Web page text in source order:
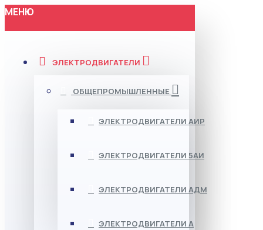
МЕНЮ
ЭЛЕКТРОДВИГАТЕЛИ
ОБЩЕПРОМЫШЛЕННЫЕ
ЭЛЕКТРОДВИГАТЕЛИ АИР
ЭЛЕКТРОДВИГАТЕЛИ 5АИ
ЭЛЕКТРОДВИГАТЕЛИ АДМ
ЭЛЕКТРОДВИГАТЕЛИ А